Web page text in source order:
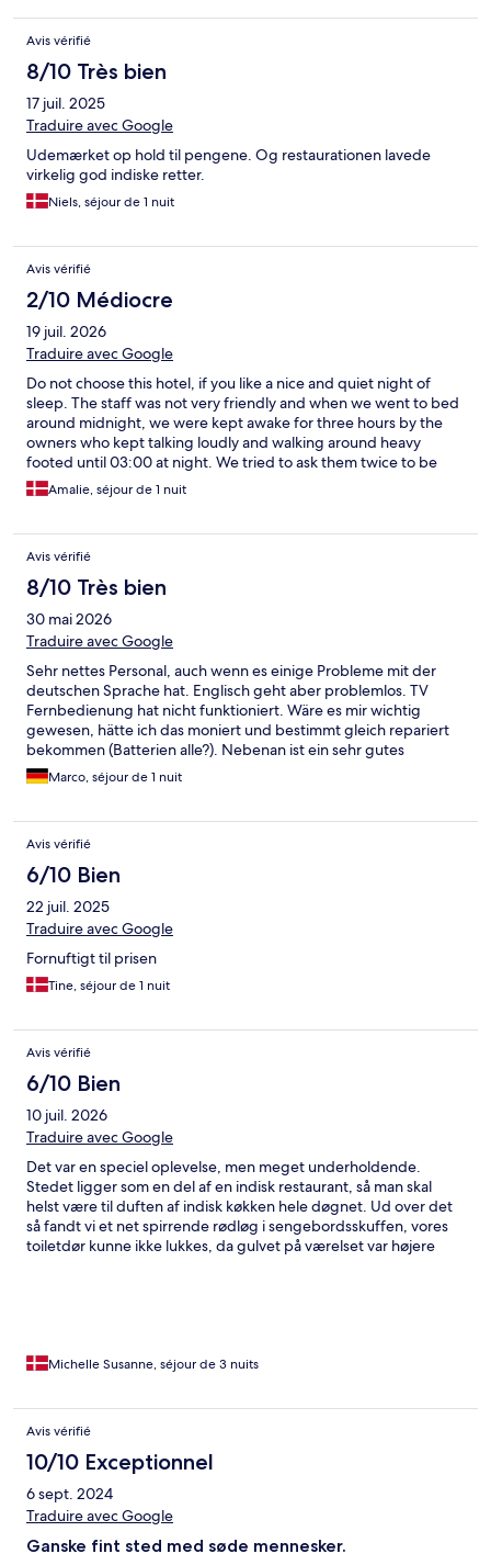
Avis vérifié
8/10 Très bien
17 juil. 2025
Traduire avec Google
Udemærket op hold til pengene. Og restaurationen lavede
virkelig god indiske retter.
Niels, séjour de 1 nuit
Avis vérifié
2/10 Médiocre
19 juil. 2026
Traduire avec Google
Do not choose this hotel, if you like a nice and quiet night of
sleep. The staff was not very friendly and when we went to bed
around midnight, we were kept awake for three hours by the
owners who kept talking loudly and walking around heavy
footed until 03:00 at night. We tried to ask them twice to be
quiet but with no luck. Futher, we found old dressings in the
fridge which demonstrates low cleaning efforts. Its cheap but
Amalie, séjour de 1 nuit
Avis vérifié
8/10 Très bien
30 mai 2026
Traduire avec Google
Sehr nettes Personal, auch wenn es einige Probleme mit der
deutschen Sprache hat. Englisch geht aber problemlos. TV
Fernbedienung hat nicht funktioniert. Wäre es mir wichtig
gewesen, hätte ich das moniert und bestimmt gleich repariert
bekommen (Batterien alle?). Nebenan ist ein sehr gutes
indisches Restaurant. Preiswert und lecker. Kann ich
ausdrücklich empfehlen! Für mich zur Zwischenübernachtung
Marco, séjour de 1 nuit
Avis vérifié
6/10 Bien
22 juil. 2025
Traduire avec Google
Fornuftigt til prisen
Tine, séjour de 1 nuit
Avis vérifié
6/10 Bien
10 juil. 2026
Traduire avec Google
Det var en speciel oplevelse, men meget underholdende.
Stedet ligger som en del af en indisk restaurant, så man skal
helst være til duften af indisk køkken hele døgnet. Ud over det
så fandt vi et net spirrende rødløg i sengebordsskuffen, vores
toiletdør kunne ikke lukkes, da gulvet på værelset var højere
værd. Ud over de spirrende rødløg, så var værelset pænt og
Michelle Susanne, séjour de 3 nuits
Avis vérifié
10/10 Exceptionnel
6 sept. 2024
Traduire avec Google
Ganske fint sted med søde mennesker.